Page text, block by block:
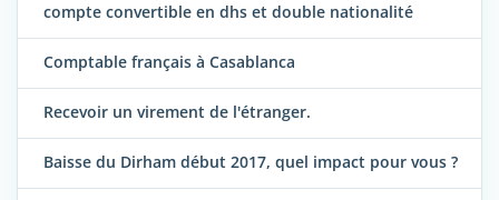
compte convertible en dhs et double nationalité
Comptable français à Casablanca
Recevoir un virement de l'étranger.
Baisse du Dirham début 2017, quel impact pour vous ?